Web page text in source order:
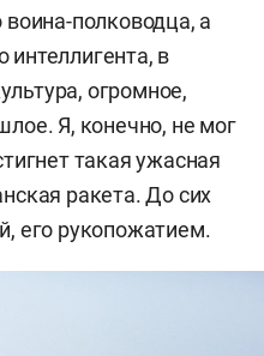
полководца, а
интеллигента, в
огромное,
Я, конечно, не мог
такая ужасная
ракета. До сих
его рукопожатием.